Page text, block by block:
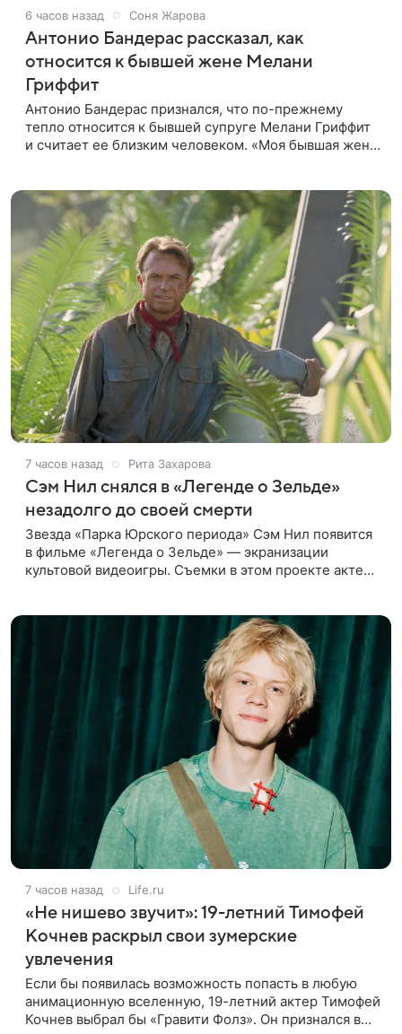
6 часов назад Соня Жарова
Антонио Бандерас рассказал, как
относится к бывшей жене Мелани
Гриффит
Антонио Бандерас признался, что по-прежнему
тепло относится к бывшей супруге Мелани Гриффит
и считает ее близким человеком. «Моя бывшая жена
7 часов назад Рита Захарова
Сэм Нил снялся в «Легенде о Зельде»
незадолго до своей смерти
Звезда «Парка Юрского периода» Сэм Нил появится
в фильме «Легенда о Зельде» — экранизации
культовой видеоигры. Съемки в этом проекте актер
7 часов назад Life.ru
«Не нишево звучит»: 19-летний Тимофей
Кочнев раскрыл свои зумерские
увлечения
Если бы появилась возможность попасть в любую
анимационную вселенную, 19-летний актер Тимофей
Кочнев выбрал бы «Гравити Фолз». Он признался в